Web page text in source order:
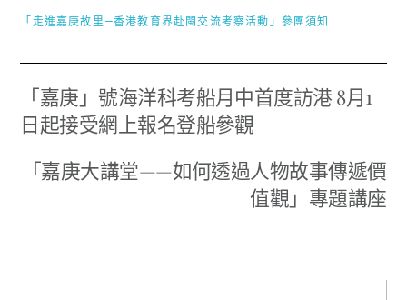
「走進嘉庚故里—香港教育界赴閩交流考察活動」參團須知
「嘉庚」號海洋科考船月中首度訪港 8月1
日起接受網上報名登船參觀
「嘉庚大講堂——如何透過人物故事傳遞價
值觀」專題講座